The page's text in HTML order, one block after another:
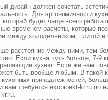
дизайн должен сочетать
Для эргономичности
который будет чаще всего
временем расчеты, которые
между холодильником, плитой и
расстояние между ними, тем
Если кухня чуть больше, 7-9
кухню. Если же вам
быть вообще любым. В такой
кухонных принадлежностей,
вам требуется ekoproekt-kr.ru по